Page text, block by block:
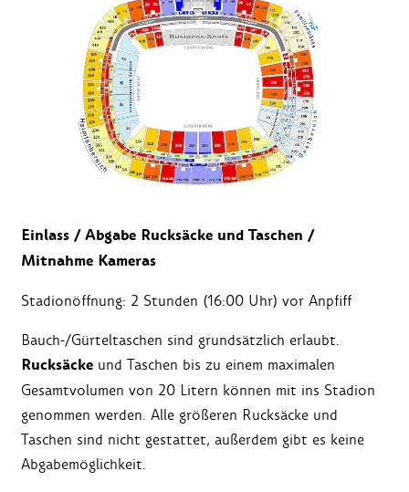
Einlass / Abgabe Rucksäcke und Taschen /
Mitnahme Kameras
Stadionöffnung: 2 Stunden (16:00 Uhr) vor Anpfiff
Bauch-/Gürteltaschen sind grundsätzlich erlaubt.
Rucksäcke und Taschen bis zu einem maximalen
Gesamtvolumen von 20 Litern können mit ins Stadion
genommen werden. Alle größeren Rucksäcke und
Taschen sind nicht gestattet, außerdem gibt es keine
Abgabemöglichkeit.